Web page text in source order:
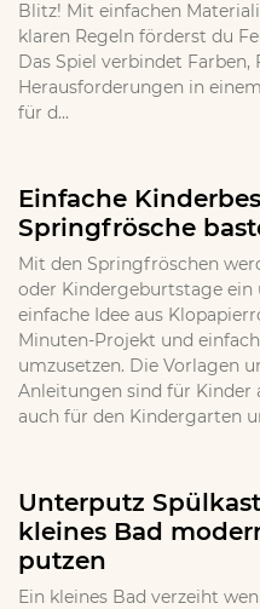
Blitz! Mit einfachen
klaren Regeln förderst du
Das Spiel verbindet
Herausforderungen in
für d...
Einfache
Springfrösche
Mit den Springfröschen
oder Kindergeburtstage ein
einfache Idee aus
Minuten-Projekt und
umzusetzen. Die Vorlagen
Anleitungen sind für Kinder
auch für den Kindergarten
Unterputz
kleines Bad
putzen
Ein kleines Bad verzeiht